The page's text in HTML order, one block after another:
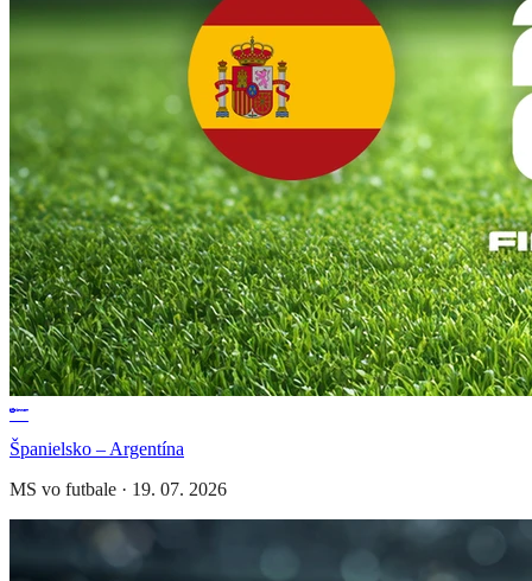
Španielsko – Argentína
MS vo futbale · 19. 07. 2026